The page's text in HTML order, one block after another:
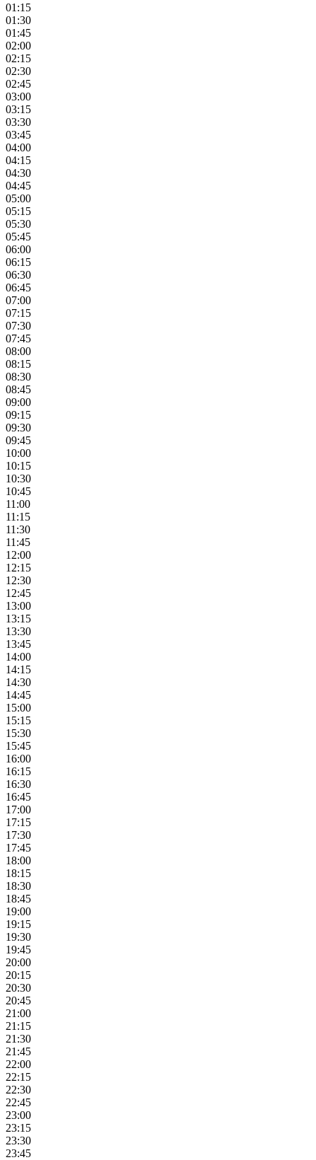
01:15
01:30
01:45
02:00
02:15
02:30
02:45
03:00
03:15
03:30
03:45
04:00
04:15
04:30
04:45
05:00
05:15
05:30
05:45
06:00
06:15
06:30
06:45
07:00
07:15
07:30
07:45
08:00
08:15
08:30
08:45
09:00
09:15
09:30
09:45
10:00
10:15
10:30
10:45
11:00
11:15
11:30
11:45
12:00
12:15
12:30
12:45
13:00
13:15
13:30
13:45
14:00
14:15
14:30
14:45
15:00
15:15
15:30
15:45
16:00
16:15
16:30
16:45
17:00
17:15
17:30
17:45
18:00
18:15
18:30
18:45
19:00
19:15
19:30
19:45
20:00
20:15
20:30
20:45
21:00
21:15
21:30
21:45
22:00
22:15
22:30
22:45
23:00
23:15
23:30
23:45